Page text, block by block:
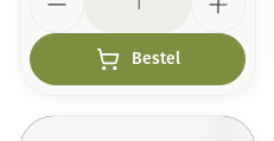
Bestel